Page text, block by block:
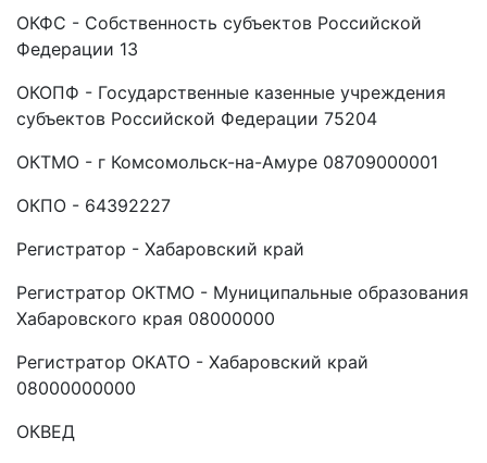
ОКФС - Собственность субъектов Российской
Федерации 13
ОКОПФ - Государственные казенные учреждения
субъектов Российской Федерации 75204
ОКТМО - г Комсомольск-на-Амуре 08709000001
ОКПО - 64392227
Регистратор - Хабаровский край
Регистратор ОКТМО - Муниципальные образования
Хабаровского края 08000000
Регистратор ОКАТО - Хабаровский край
08000000000
ОКВЕД